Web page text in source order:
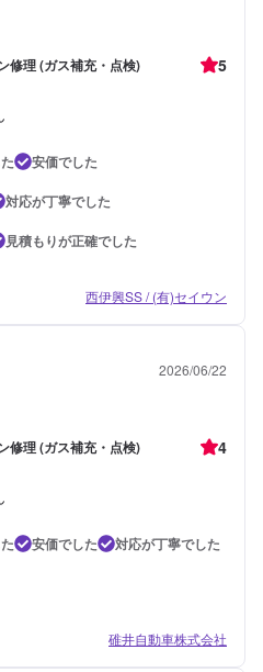
修理 (ガス補充・点検) 5
安価でした
対応が丁寧でした
見積もりが正確でした
西伊興SS / (有)セイウン
2026/06/22
修理 (ガス補充・点検) 4
安価でした
対応が丁寧でした
碓井自動車株式会社